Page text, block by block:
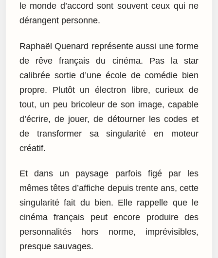
le monde d’accord sont souvent ceux qui ne
dérangent personne.
Raphaël Quenard représente aussi une forme
de rêve français du cinéma. Pas la star
calibrée sortie d’une école de comédie bien
propre. Plutôt un électron libre, curieux de
tout, un peu bricoleur de son image, capable
d’écrire, de jouer, de détourner les codes et
de transformer sa singularité en moteur
créatif.
Et dans un paysage parfois figé par les
mêmes têtes d’affiche depuis trente ans, cette
singularité fait du bien. Elle rappelle que le
cinéma français peut encore produire des
personnalités hors norme, imprévisibles,
presque sauvages.